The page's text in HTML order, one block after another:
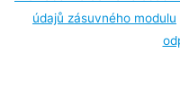
údajů zásuvného modulu